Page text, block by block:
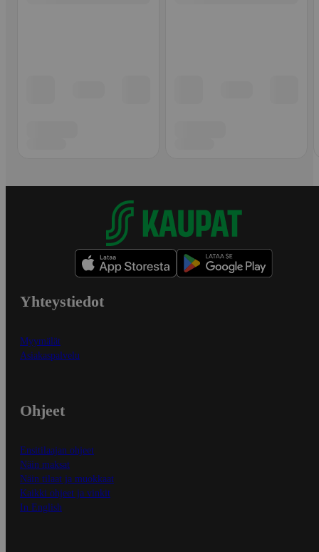
Yhteystiedot
Myymälät
Asiakaspalvelu
Ohjeet
Ensitilaajan ohjeet
Näin maksat
Näin tilaat ja muokkaat
Kaikki ohjeet ja vinkit
In English